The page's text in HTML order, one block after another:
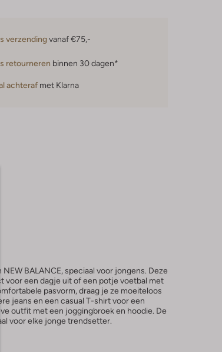
verzendingvanaf €75,-
retourneren binnen 30 dagen*
achteraf met Klarna
BALANCE, speciaal voor jongens. Deze
voor een dagje uit of een potje voetbal met
pasvorm, draag je ze moeiteloos
jeans en een casual T-shirt voor een
outfit met een joggingbroek en hoodie. De
voor elke jonge trendsetter.